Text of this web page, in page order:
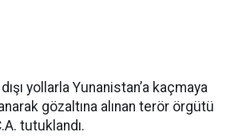
dışı yollarla Yunanistan’a kaçmaya
gözaltına alınan terör örgütü
tutuklandı.